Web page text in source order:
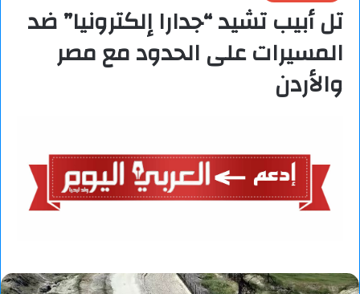
تل أبيب تشيد “جدارا إلكترونيا” ضد
المسيرات على الحدود مع مصر
والأردن